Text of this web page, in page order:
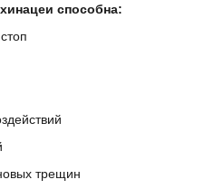
способна:
трещин